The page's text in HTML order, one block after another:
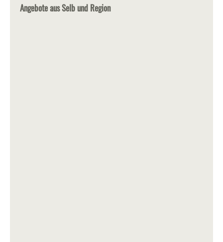
Angebote aus Selb und Region